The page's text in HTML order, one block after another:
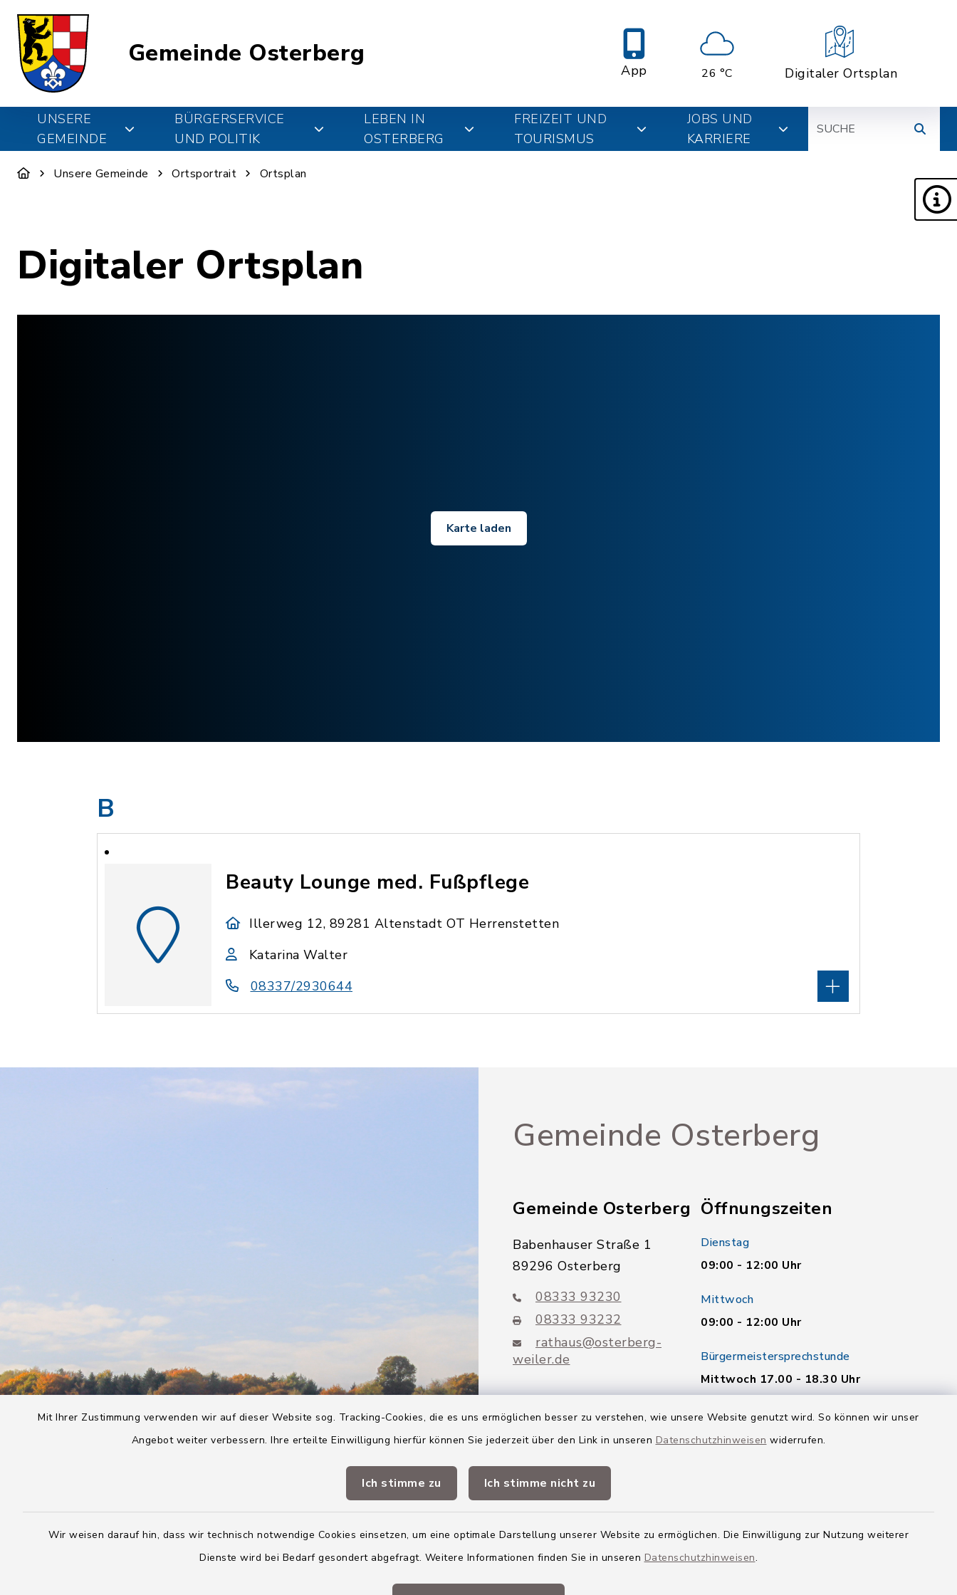
Mit Ihrer Zustimmung verwenden wir auf dieser Website sog. Tracking-Cookies, die es uns ermöglichen besser zu verstehen, wie unsere Website genutzt wird. So können wir unser
Angebot weiter verbessern. Ihre erteilte Einwilligung hierfür können Sie jederzeit über den Link in unseren Datenschutzhinweisen widerrufen.
Ich stimme zu Ich stimme nicht zu
Wir weisen darauf hin, dass wir technisch notwendige Cookies einsetzen, um eine optimale Darstellung unserer Website zu ermöglichen. Die Einwilligung zur Nutzung weiterer
Dienste wird bei Bedarf gesondert abgefragt. Weitere Informationen finden Sie in unseren Datenschutzhinweisen.
Gemeinde Osterberg
App 26 °C Digitaler Ortsplan
UNSERE
GEMEINDE
BÜRGERSERVICE
UND POLITIK
LEBEN IN
OSTERBERG
FREIZEIT UND
TOURISMUS
JOBS UND
KARRIERE
Unsere Gemeinde Ortsportrait Ortsplan
Digitaler Ortsplan
Karte laden
B
Beauty Lounge med. Fußpflege
Illerweg 12, 89281 Altenstadt OT Herrenstetten
Katarina Walter
08337/2930644
Gemeinde Osterberg
Gemeinde Osterberg
Babenhauser Straße 1
89296 Osterberg
08333 93230
08333 93232
rathaus@osterberg-
weiler.de
Öffnungszeiten
Dienstag
09:00 - 12:00 Uhr
Mittwoch
09:00 - 12:00 Uhr
Bürgermeistersprechstunde
Mittwoch 17.00 - 18.30 Uhr
telefonischer Vereinbarung.
Altenstadt
Markt Altenstadt
Markt Kellmünz